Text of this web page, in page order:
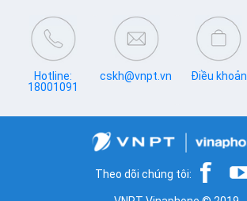
Hotline:
18001091
cskh@vnpt.vn Điều khoản
Theo dõi chúng tôi: